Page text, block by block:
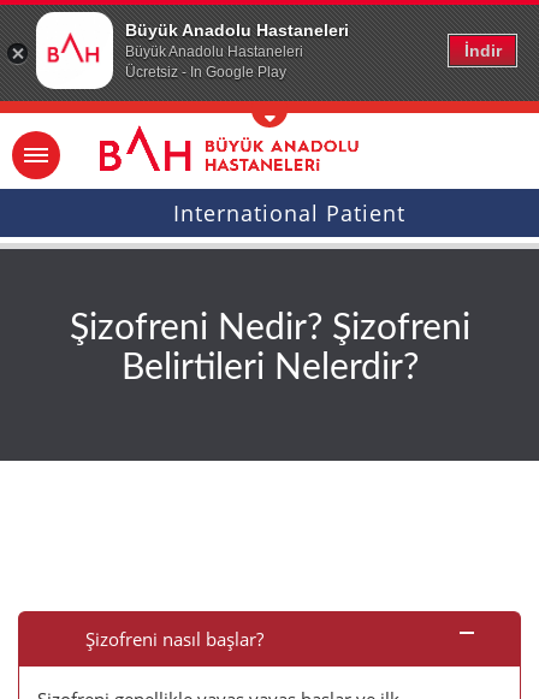
Büyük Anadolu Hastaneleri
Büyük Anadolu Hastaneleri
Ücretsiz - In Google Play
İndir
Ana icerige atla
International Patient
Şizofreni Nedir? Şizofreni
Belirtileri Nelerdir?
Şizofreni nasıl başlar?